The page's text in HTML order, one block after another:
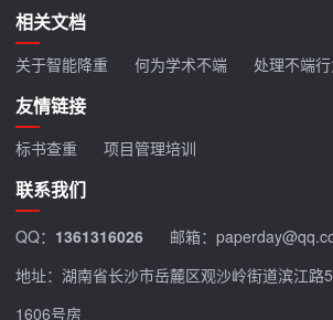
相关文档
关于智能降重 何为学术不端 处理不端
友情链接
标书查重 项目管理培训
联系我们
QQ： 1361316026
邮箱：
地址：湖南省长沙市岳麓区观沙岭街道滨江路
1606号房